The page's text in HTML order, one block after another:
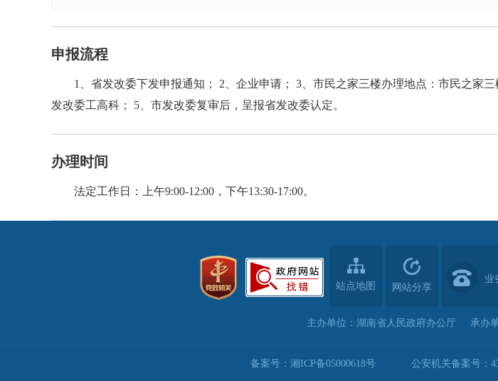
申报流程
1、省发改委下发申报通知； 2、企业申请； 3、市民之家三楼办理地点：市民之家
发改委工高科； 5、市发改委复审后，呈报省发改委认定。
办理时间
法定工作日：上午9:00-12:00，下午13:30-17:00。
站点地图 网站分享
业
主办单位：湖南省人民政府办公厅 承办
备案号：湘ICP备05000618号 公安机关备案号：